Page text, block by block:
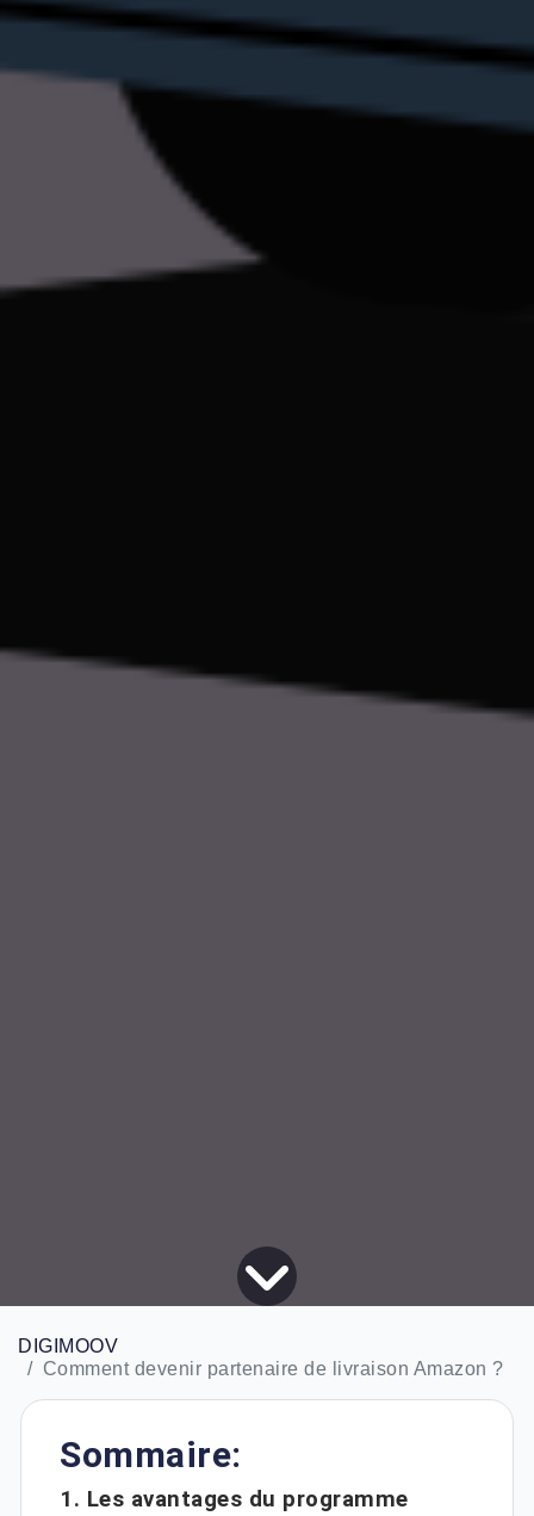
DIGIMOOV
Comment devenir partenaire de livraison Amazon ?
Sommaire:
1. Les avantages du programme